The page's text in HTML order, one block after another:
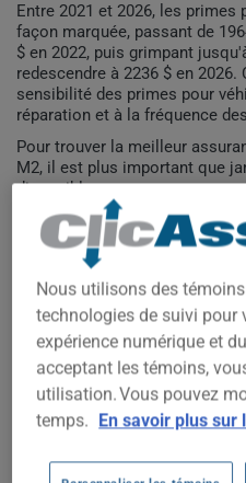
Entre 2021 et 2026, les primes
façon marquée, passant de
$ en 2022, puis grimpant
redescendre à 2236 $ en
sensibilité des primes pour
réparation et à la fréquence
Pour trouver la meilleur
M2, il est plus important que
disponibles.
1 750$
2 000$
2 250$
2 500$
Nous utilisons des
technologies de suivi pour
expérience numérique et
acceptant les témoins,
utilisation. Vous pouvez
temps. En savoir plus